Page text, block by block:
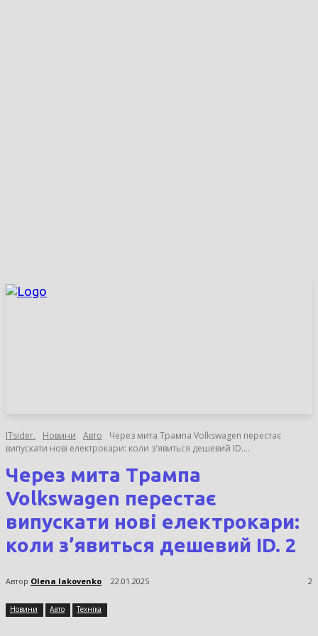
ITsider. Новини Авто
Через мита Трампа Volkswagen перестає
випускати нові електрокари: коли з'явиться дешевий ID....
Через мита Трампа
Volkswagen перестає
випускати нові електрокари:
коли з’явиться дешевий ID. 2
Автор Olena Iakovenko 22.01.2025 2
Новини Авто Техніка